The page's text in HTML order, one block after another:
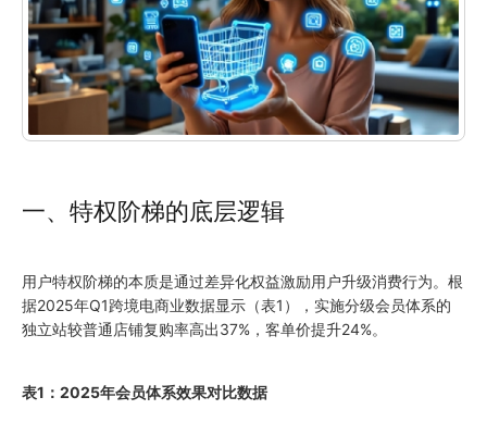
一、特权阶梯的底层逻辑
用户特权阶梯的本质是通过差异化权益激励用户升级消费行为。根
据2025年Q1跨境电商业数据显示（表1），实施分级会员体系的
独立站较普通店铺复购率高出37%，客单价提升24%。
表1：2025年会员体系效果对比数据